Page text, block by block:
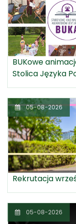
BUKowe
Stolica Języka
05-08-2026
Rekrutacja
05-08-2026